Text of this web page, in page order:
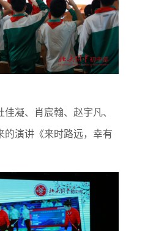
凝、肖宸翰、赵宇凡、
的演讲《来时路远，幸有